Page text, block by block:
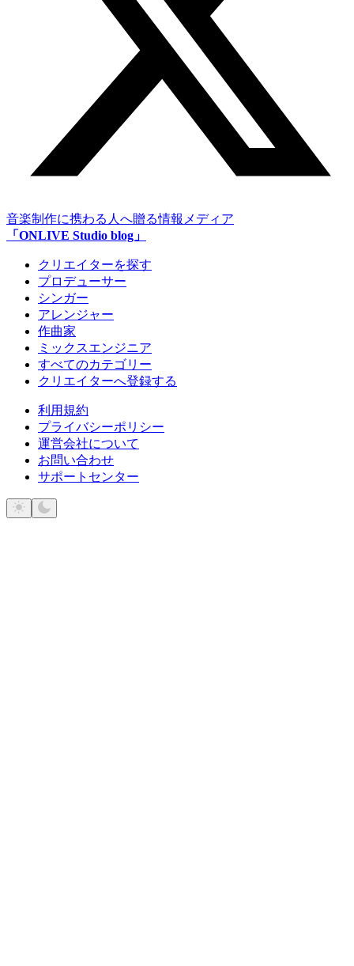
音楽制作に携わる人へ贈る情報メディア
「ONLIVE Studio blog」
クリエイターを探す
プロデューサー
シンガー
アレンジャー
作曲家
ミックスエンジニア
すべてのカテゴリー
クリエイターへ登録する
利用規約
プライバシーポリシー
運営会社について
お問い合わせ
サポートセンター